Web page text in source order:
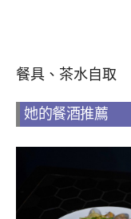
餐具、茶水自取
她的餐酒推薦